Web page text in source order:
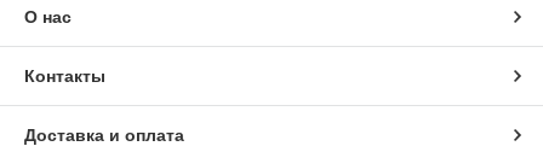
О нас
Контакты
Доставка и оплата